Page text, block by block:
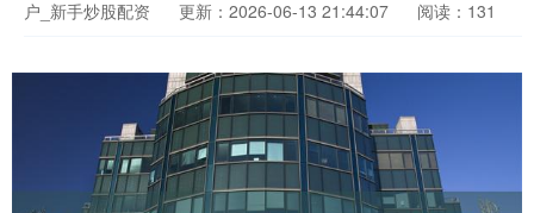
户_新手炒股配资
更新：2026-06-13 21:44:07 阅读：131